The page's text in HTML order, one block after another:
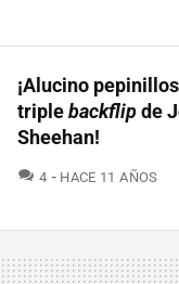
¡Alucino
triplebackflipde
Sheehan!
4 COMENTARIOS
HACE 11 AÑOS